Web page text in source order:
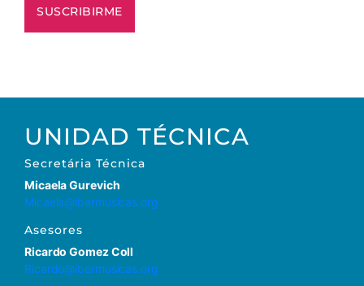
UNIDAD TÉCNICA
Secretária Técnica
Micaela Gurevich
Micaela@ibermusicas.org
Asesores
Ricardo Gomez Coll
Ricardo@ibermusicas.org